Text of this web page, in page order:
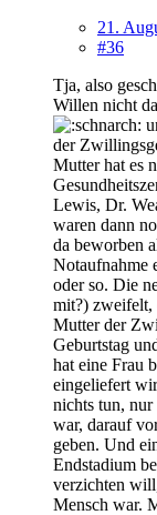
21.
#36
Tja, also
Willen nicht
der
Mutter hat es
Lewis, Dr.
waren dann
da beworben
Notaufnahme
oder so. Die
mit?) zweifelt,
Mutter der
Geburtstag
hat eine Frau
eingeliefert
nichts tun, nur
war, darauf
geben. Und
Endstadium
verzichten
Mensch war.